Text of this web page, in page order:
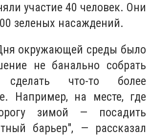
участие 40 человек. Они
зеленых насаждений.
окружающей среды было
не банально собрать
что-то более
Например, на месте, где
зимой — посадить
барьер", — рассказал